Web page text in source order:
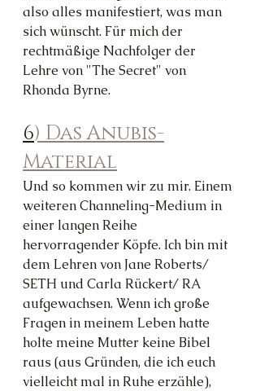
also alles manifestiert, was man
sich wünscht. Für mich der
rechtmäßige Nachfolger der
Lehre von "The Secret" von
Rhonda Byrne.
6) Das Anubis-
Material
Und so kommen wir zu mir. Einem
weiteren Channeling-Medium in
einer langen Reihe
hervorragender Köpfe. Ich bin mit
dem Lehren von Jane Roberts/
SETH und Carla Rückert/ RA
aufgewachsen. Wenn ich große
Fragen in meinem Leben hatte
holte meine Mutter keine Bibel
raus (aus Gründen, die ich euch
vielleicht mal in Ruhe erzähle),